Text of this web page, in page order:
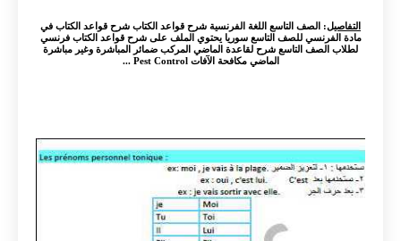
التفاصيل: الصف التاسع اللغة الفرنسية شرح قواعد الكتاب شرح قواعد الكتاب في
مادة الفرنسي للصف التاسع سوريا يحتوي الملف على شرح قواعد الكتاب فرنسي
لطلاب الصف التاسع شرح لقاعدة الماضي المركب ضمائر المباشرة وغير مباشرة
الماضي مكافحة الآفات Pest Control ...